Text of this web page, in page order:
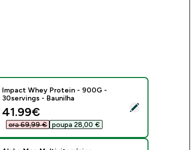
product - Impact Whey Protein - 900G - 30servings -
Impact Whey Protein - 900G -
30servings - Baunilha
discounted price
41.99€‎
era 69,99 €‎ poupa 28,00 €‎